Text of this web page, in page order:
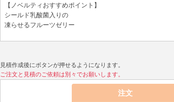
【ノベルティおすすめポイント】
シールド乳酸菌入りの
凍らせるフルーツゼリー
見積作成後にボタンが押せるようになります。
ご注文と見積のご依頼は別々でお願いします。